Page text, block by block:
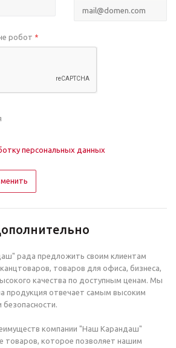
робот *
персональных данных
рада предложить своим клиентам
товаров для офиса, бизнеса,
качества по доступным ценам. Мы
продукция отвечает самым высоким
безопасности.
компании "Наш Карандаш"
товаров, которое позволяет нашим